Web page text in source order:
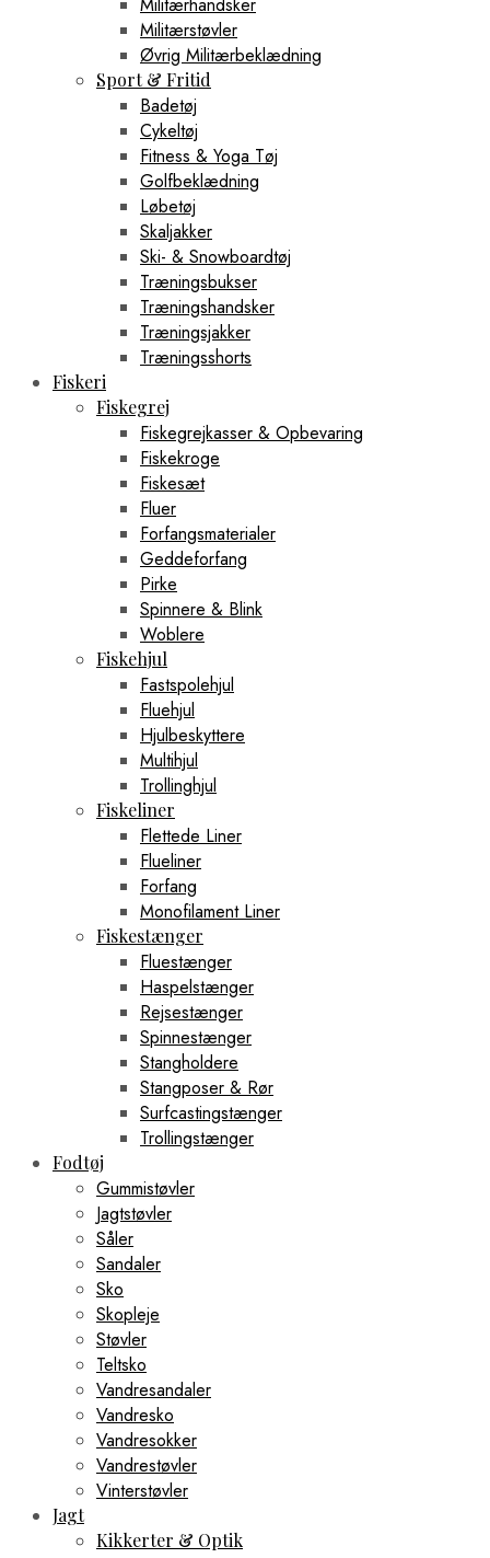
Militærstøvler
Øvrig Militærbeklædning
Sport & Fritid
Badetøj
Cykeltøj
Fitness & Yoga Tøj
Golfbeklædning
Løbetøj
Skaljakker
Ski- & Snowboardtøj
Træningsbukser
Træningshandsker
Træningsjakker
Træningsshorts
Fiskeri
Fiskegrej
Fiskegrejkasser & Opbevaring
Fiskekroge
Fiskesæt
Fluer
Forfangsmaterialer
Geddeforfang
Pirke
Spinnere & Blink
Woblere
Fiskehjul
Fastspolehjul
Fluehjul
Hjulbeskyttere
Multihjul
Trollinghjul
Fiskeliner
Flettede Liner
Flueliner
Forfang
Monofilament Liner
Fiskestænger
Fluestænger
Haspelstænger
Rejsestænger
Spinnestænger
Stangholdere
Stangposer & Rør
Surfcastingstænger
Trollingstænger
Fodtøj
Gummistøvler
Jagtstøvler
Såler
Sandaler
Sko
Skopleje
Støvler
Teltsko
Vandresandaler
Vandresko
Vandresokker
Vandrestøvler
Vinterstøvler
Jagt
Kikkerter & Optik